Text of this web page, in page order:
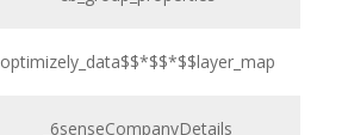
optimizely_data$$*$$*$$layer_map
_6senseCompanyDetails